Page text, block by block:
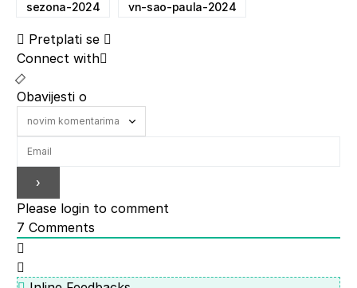
sezona-2024 vn-sao-paula-2024
Pretplati se
Connect with
Obavijesti o
Please login to comment
7 Comments